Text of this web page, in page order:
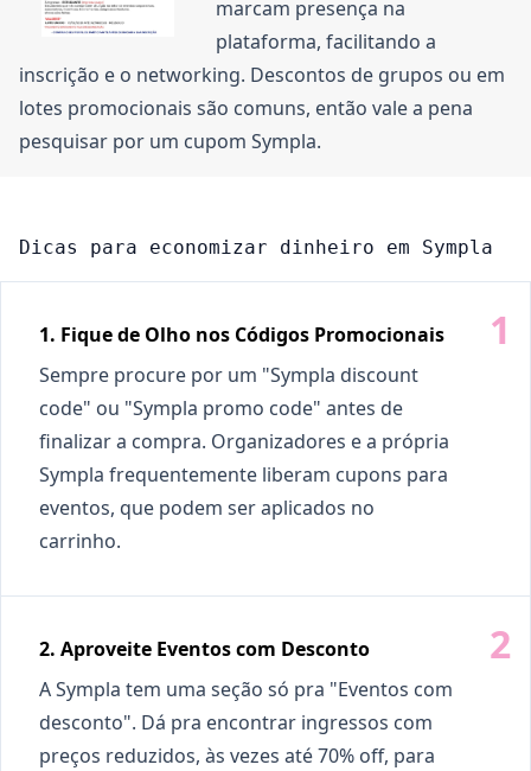
marcam presença na
plataforma, facilitando a
inscrição e o networking. Descontos de grupos ou em
lotes promocionais são comuns, então vale a pena
pesquisar por um cupom Sympla.
Dicas para economizar dinheiro em Sympla
1. Fique de Olho nos Códigos Promocionais
Sempre procure por um "Sympla discount
code" ou "Sympla promo code" antes de
finalizar a compra. Organizadores e a própria
Sympla frequentemente liberam cupons para
eventos, que podem ser aplicados no
carrinho.
2. Aproveite Eventos com Desconto
A Sympla tem uma seção só pra "Eventos com
desconto". Dá pra encontrar ingressos com
preços reduzidos, às vezes até 70% off, para